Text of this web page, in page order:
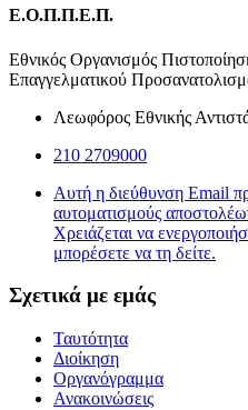
Ε.Ο.Π.Π.Ε.Π.
Εθνικός Οργανισμός
Επαγγελματικού
Λεωφόρος Εθνικής
210 2709000
Αυτή η διεύθυνση Email
αυτοματισμούς
Χρειάζεται να
μπορέσετε να τη δείτε.
Σχετικά με εμάς
Ταυτότητα
Διοίκηση
Οργανόγραμμα
Ανακοινώσεις